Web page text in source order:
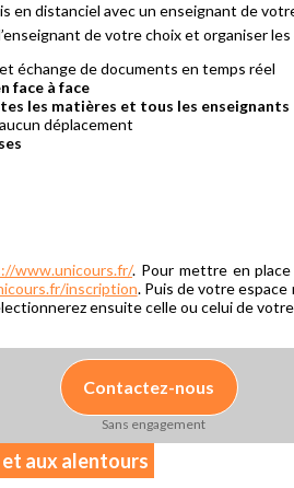
en distanciel avec un enseignant de
de votre choix et organiser
échange de documents en temps réel
face à face
les matières et tous les enseignants
déplacement
www.unicours.fr/. Pour mettre en
inscription. Puis de votre espace
ensuite celle ou celui de
Contactez-nous
Sans engagement
aux alentours